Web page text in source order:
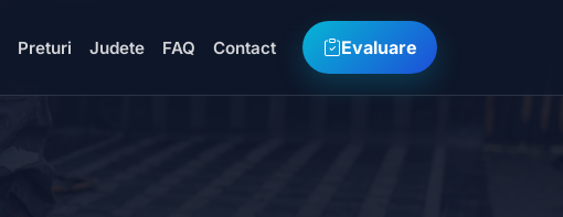
Preturi Judete FAQ Contact Evaluare